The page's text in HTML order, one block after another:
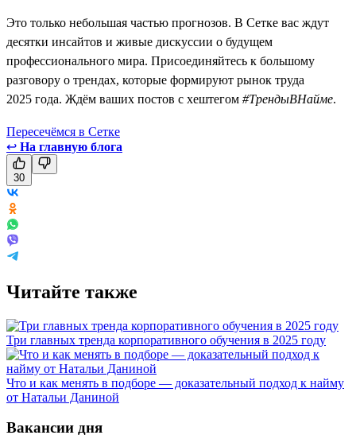
Это только небольшая частью прогнозов. В Сетке вас ждут
десятки инсайтов и живые дискуссии о будущем
профессионального мира. Присоединяйтесь к большому
разговору о трендах, которые формируют рынок труда
2025 года. Ждём ваших постов с хештегом #ТрендыВНайме.
Пересечёмся в Сетке
↩ На главную блога
30
Читайте также
Три главных тренда корпоративного обучения в 2025 году
Что и как менять в подборе — доказательный подход к найму
от Натальи Даниной
Вакансии дня